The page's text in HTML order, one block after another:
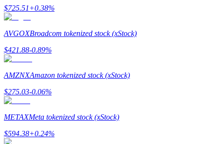
$725.51+0.38%
AVGOXBroadcom tokenized stock (xStock)
$421.88-0.89%
AMZNXAmazon tokenized stock (xStock)
$275.03-0.06%
METAXMeta tokenized stock (xStock)
$594.38+0.24%